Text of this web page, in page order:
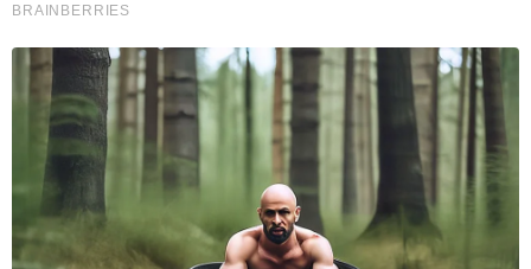
BRAINBERRIES